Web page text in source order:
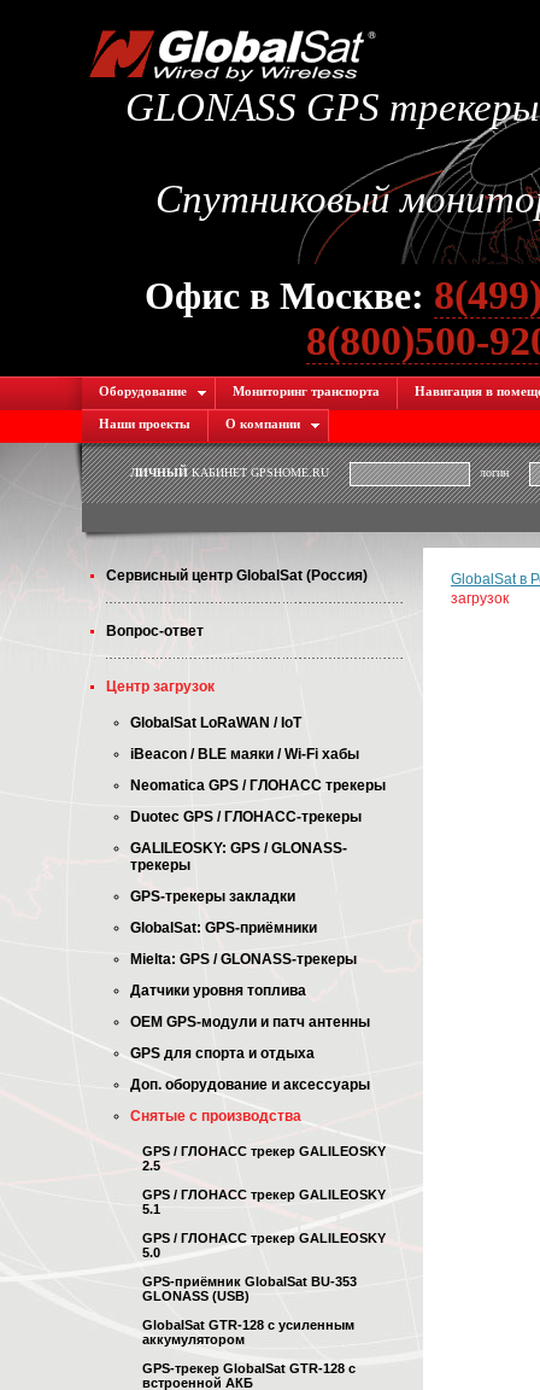
GLONASS GPS
Спутниковый
Офис в Москве:
8(800)500-
Оборудование Мониторинг транспорта Навигация в
Наши проекты О компании
ЛИЧНЫЙКАБИНЕТ GPSHOME.RU логин
Cервисный центр GlobalSat (Россия)
Вопрос-ответ
Центр загрузок
GlobalSat LoRaWAN / IoT
iBeacon / BLE маяки / Wi-Fi хабы
Neomatica GPS / ГЛОНАСС трекеры
Duotec GPS / ГЛОНАСС-трекеры
GALILEOSKY: GPS / GLONASS-
трекеры
GPS-трекеры закладки
GlobalSat: GPS-приёмники
Mielta: GPS / GLONASS-трекеры
Датчики уровня топлива
OEM GPS-модули и патч антенны
GPS для спорта и отдыха
Доп. оборудование и аксессуары
Снятые с производства
GPS / ГЛОНАСС трекер GALILEOSKY
2.5
GPS / ГЛОНАСС трекер GALILEOSKY
5.1
GPS / ГЛОНАСС трекер GALILEOSKY
5.0
GPS-приёмник GlobalSat BU-353
GLONASS (USB)
GlobalSat GTR-128 с усиленным
аккумулятором
GPS-трекер GlobalSat GTR-128 с
встроенной АКБ
GlobalSat в
загрузок